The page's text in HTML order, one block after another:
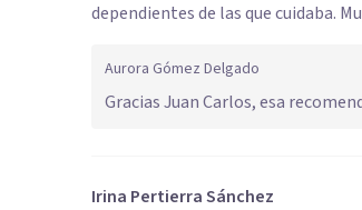
dependientes de las que cuidaba.
Aurora Gómez Delgado
Gracias Juan Carlos, esa
Irina Pertierra Sánchez